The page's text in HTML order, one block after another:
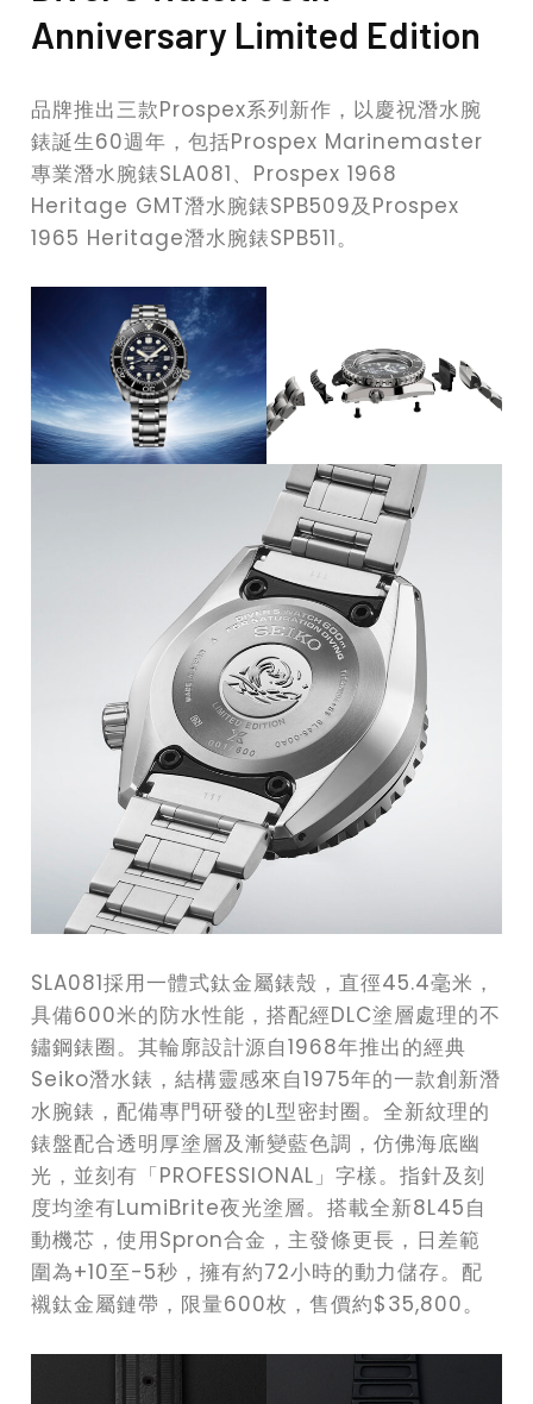
Anniversary Limited Edition
品牌推出三款Prospex系列新作，以慶祝潛水腕
錶誕生60週年，包括Prospex Marinemaster
專業潛水腕錶SLA081、Prospex 1968
Heritage GMT潛水腕錶SPB509及Prospex
1965 Heritage潛水腕錶SPB511。
SLA081採用一體式鈦金屬錶殼，直徑45.4毫米，
具備600米的防水性能，搭配經DLC塗層處理的不
鏽鋼錶圈。其輪廓設計源自1968年推出的經典
Seiko潛水錶，結構靈感來自1975年的一款創新潛
水腕錶，配備專門研發的L型密封圈。全新紋理的
錶盤配合透明厚塗層及漸變藍色調，仿佛海底幽
光，並刻有「PROFESSIONAL」字樣。指針及刻
度均塗有LumiBrite夜光塗層。搭載全新8L45自
動機芯，使用Spron合金，主發條更長，日差範
圍為+10至-5秒，擁有約72小時的動力儲存。配
襯鈦金屬鏈帶，限量600枚，售價約$35,800。